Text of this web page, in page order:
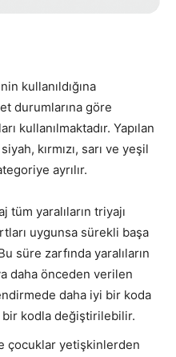
kullanıldığına
durumlarına göre
kullanılmaktadır. Yapılan
kırmızı, sarı ve yeşil
ayrılır.
yaralıların triyajı
uygunsa sürekli başa
süre zarfında yaralıların
daha önceden verilen
daha iyi bir koda
kodla değiştirilebilir.
çocuklar yetişkinlerden